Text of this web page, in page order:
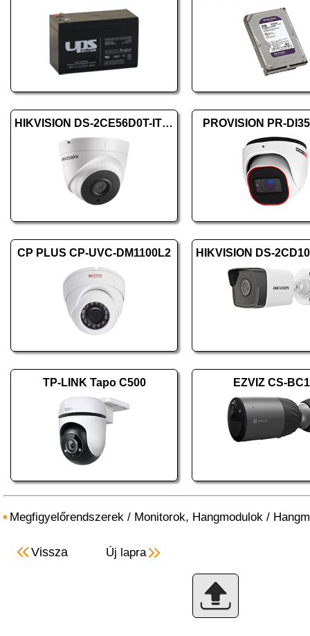
HIKVISION DS-2CE56D0T-IT3F (2.8mm) PROVISION PR-
CP PLUS CP-UVC-DM1100L2
TP-LINK Tapo C500 EZVIZ CS-
Megfigyelőrendszerek / Monitorok, Hangmodulok /
Vissza Új lapra